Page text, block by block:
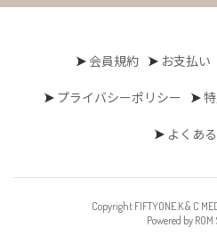
会員規約 お支払い
プライバシーポリシー
よくあ
Copyright FIFTYONE.K & C
Powered by ROM